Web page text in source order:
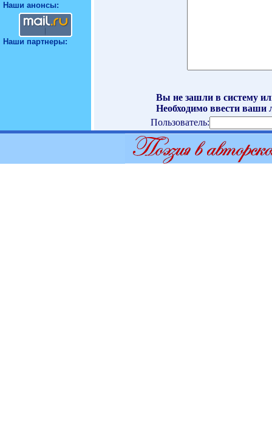
Наши анонсы:
Наши партнеры:
Вы не зашли в систему
Необходимо ввести ваши
Пользователь: